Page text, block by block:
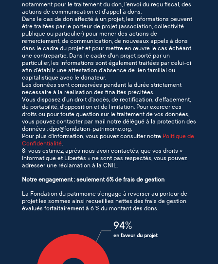
notamment pour le traitement du don, l’envoi du reçu fiscal, des
actions de communication et d’appel à dons.
Dans le cas de don affecté à un projet, les informations peuvent
être traitées par le porteur de projet (association, collectivité
publique ou particulier) pour mener des actions de
remerciement, de communication, de nouveaux appels à dons
dans le cadre du projet et pour mettre en œuvre le cas échéant
une contrepartie. Dans le cadre d'un projet porté par un
particulier, les informations sont également traitées par celui-ci
afin d'établir une attestation d'absence de lien familial ou
capitalistique avec le donateur.
Les données sont conservées pendant la durée strictement
nécessaire à la réalisation des finalités précitées.
Vous disposez d’un droit d’accès, de rectification, d’effacement,
de portabilité, d'opposition et de limitation. Pour exercer ces
droits ou pour toute question sur le traitement de vos données,
vous pouvez contacter par mail notre délégué à la protection des
données : dpo@fondation-patrimoine.org.
Pour plus d’information, vous pouvez consulter notre Politique de
Confidentialité.
Si vous estimez, après nous avoir contactés, que vos droits «
Informatique et Libertés » ne sont pas respectés, vous pouvez
adresser une réclamation à la CNIL.
Notre engagement : seulement 6% de frais de gestion
La Fondation du patrimoine s’engage à reverser au porteur de
projet les sommes ainsi recueillies nettes des frais de gestion
évalués forfaitairement à 6 % du montant des dons.
94%
en faveur du projet